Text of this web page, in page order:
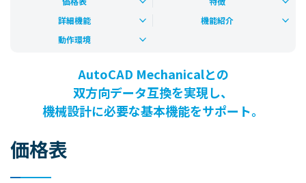
詳細機能
機能紹介
動作環境
AutoCAD Mechanicalとの
双方向データ互換を実現し、
機械設計に必要な基本機能をサポート。
価格表